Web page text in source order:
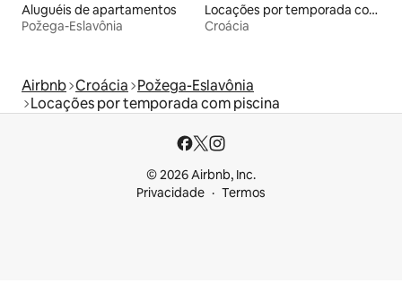
Aluguéis de apartamentos
Požega-Eslavônia
Locações por temporada com piscina
Croácia
Airbnb Croácia Požega-Eslavônia
Locações por temporada com piscina
© 2026 Airbnb, Inc.
Privacidade
Termos